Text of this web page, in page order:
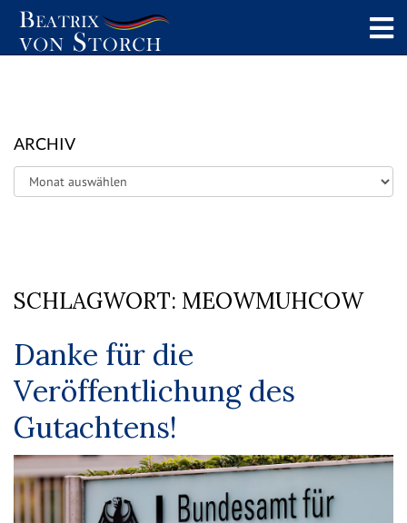
ARCHIV
Archiv
SCHLAGWORT: MEOWMUHCOW
Danke für die
Veröffentlichung des
Gutachtens!